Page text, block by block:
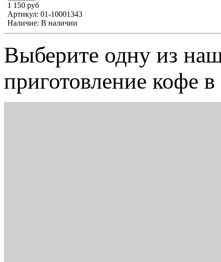
1 150 руб
Артикул: 01-10001343
Наличие: В наличии
Выберите одну из
приготовление кофе в